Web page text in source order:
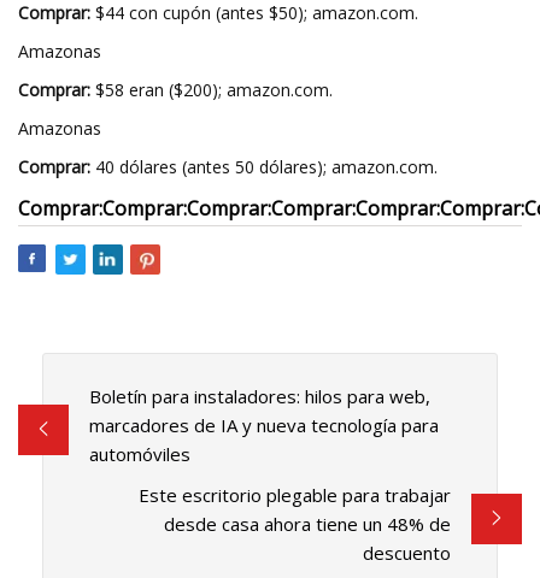
Comprar: $44 con cupón (antes $50); amazon.com.
Amazonas
Comprar: $58 eran ($200); amazon.com.
Amazonas
Comprar: 40 dólares (antes 50 dólares); amazon.com.
Comprar:Comprar:Comprar:Comprar:Comprar:Comprar:
Boletín para instaladores: hilos para web,
marcadores de IA y nueva tecnología para
automóviles
Este escritorio plegable para trabajar
desde casa ahora tiene un 48% de
descuento